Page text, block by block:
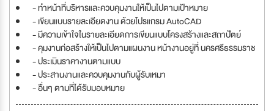
- ทำหน้าที่บริหารและควบคุมงานให้เป็นไปตามเป้าหมาย
- เขียนแบบรายละเอียดงาน ด้วยโปรแกรม AutoCAD
- มีความเข้าใจในรายละเอียดการเขียนแบบโครงสร้างและสถาปัตย์
- คุมงานก่อสร้างให้เป็นไปตามแผนงาน หน้างานอยู่ที่ นครศรีธรรมราช
- ประเมินราคางานตามแบบ
- ประสานงานและควบคุมงานกับผู้รับเหมา
- อื่นๆ ตามที่ได้รับมอบหมาย